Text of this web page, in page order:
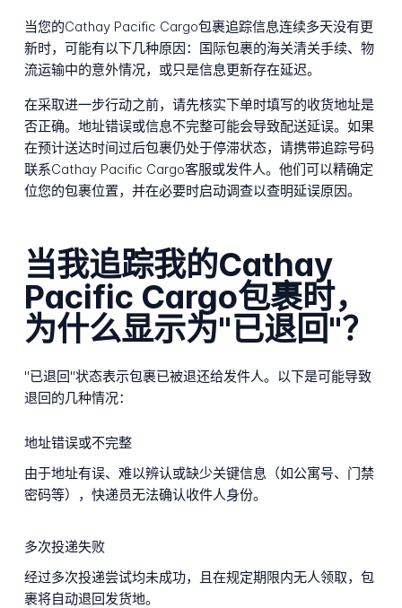
当您的Cathay Pacific Cargo包裹追踪信息连续多天没有更
新时，可能有以下几种原因：国际包裹的海关清关手续、物
流运输中的意外情况，或只是信息更新存在延迟。
在采取进一步行动之前，请先核实下单时填写的收货地址是
否正确。地址错误或信息不完整可能会导致配送延误。如果
在预计送达时间过后包裹仍处于停滞状态，请携带追踪号码
联系Cathay Pacific Cargo客服或发件人。他们可以精确定
位您的包裹位置，并在必要时启动调查以查明延误原因。
当我追踪我的Cathay
Pacific Cargo包裹时，
为什么显示为"已退回"？
"已退回"状态表示包裹已被退还给发件人。以下是可能导致
退回的几种情况：
地址错误或不完整
由于地址有误、难以辨认或缺少关键信息（如公寓号、门禁
密码等），快递员无法确认收件人身份。
多次投递失败
经过多次投递尝试均未成功，且在规定期限内无人领取，包
裹将自动退回发货地。